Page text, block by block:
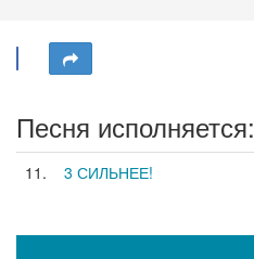
Песня исполняется:
11. 3 СИЛЬНЕЕ!